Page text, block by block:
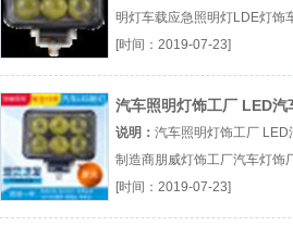
明灯车载应急照明灯LDE灯饰
南厂（...『车载应急照明灯』
[时间：2019-07-23]
汽车照明灯饰工厂 LED汽
造商
说明： 汽车照明灯饰工厂 LED
制造商朋威灯饰工厂汽车灯饰
『朋威』
[时间：2019-07-23]